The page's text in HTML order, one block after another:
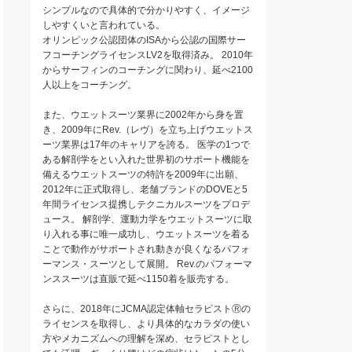
シンプルなので具体的で分かりやすく、イメージ
しやすくいと言われている。
オリンピック公認団体のISAから公認の国際サー
フコーチングライセンスLV2を取得済み。 2010年
からサーフィンのコーチングに関わり、延べ2100
人以上をコーチング。
また、ウエットスーツ業界に2002年から身を置
き、2009年にRev.（レヴ）を立ち上げウエットス
ーツ業界は17年のキャリアを誇る。 医学の1つで
ある解剖学をとい入れた世界初のサポート機能を
備えるウエットスーツの特許を2009年に出願、
2012年に正式取得し、老舗ブランドのDOVEと5
年間ライセンス提携しテクニカルスーツをプロデ
ュース。 解剖学、運動力学をウエットスーツに取
り入れる事に唯一成功し、ウエットスーツを着る
ことで動作がサポートされ動きが良くなるパフォ
ーマンス・スーツとして展開。 Rev.のパフォーマ
ンススーツは直販で延べ1150着を販売する。
さらに、2018年にJCMA認定体軸セラピストⓇの
ライセンスを取得し、より具体的なカラダの使い
方やメカニズムへの理解を深め、セラピストとし